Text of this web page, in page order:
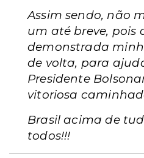
Assim sendo, não
um até breve, pois
demonstrada
de volta, para
Presidente
vitoriosa
Brasil acima de
todos!!!